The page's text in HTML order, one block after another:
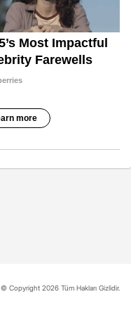
© Copyright 2026 Tüm Hakları Gizlidir.